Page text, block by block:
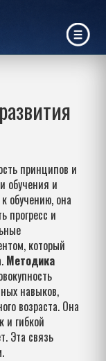
принципов и
обучения и
обучению, она
прогресс и
который
Методика
навыков,
возраста. Она
и гибкой
Эта связь